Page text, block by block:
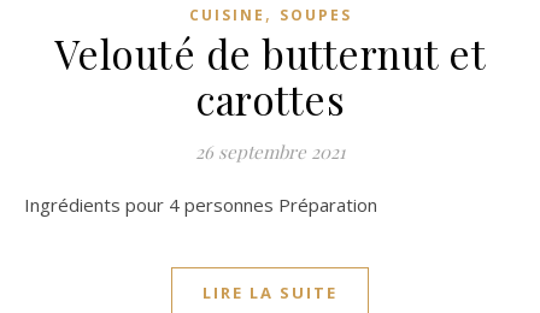
CUISINE , SOUPES
Velouté de butternut et
carottes
26 septembre 2021
Ingrédients pour 4 personnes Préparation
LIRE LA SUITE